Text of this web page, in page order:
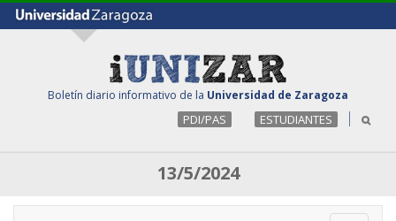
Boletín diario informativo de la Universidad de Zaragoza
PDI/PAS ESTUDIANTES
13/5/2024